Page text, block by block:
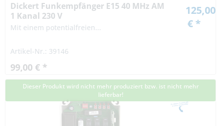
Dickert Funkempfänger E15 40 MHz AM
1 Kanal 230 V
Mit einem potentialfreien...
Artikel-Nr.: 39146
99,00 € *
125,00
€ *
Dieser Produkt wird nicht mehr produziert bzw. ist nicht mehr
lieferbar!